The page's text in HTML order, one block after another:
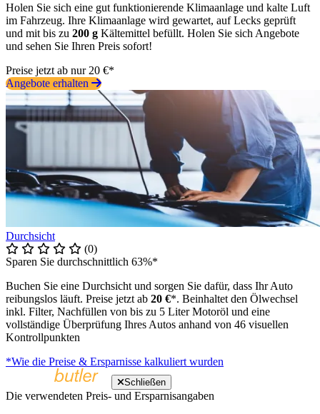
Holen Sie sich eine gut funktionierende Klimaanlage und kalte Luft
im Fahrzeug. Ihre Klimaanlage wird gewartet, auf Lecks geprüft
und mit bis zu 200 g Kältemittel befüllt. Holen Sie sich Angebote
und sehen Sie Ihren Preis sofort!
Preise jetzt ab nur 20 €*
Angebote erhalten
Durchsicht
(0)
Sparen Sie durchschnittlich 63%*
Buchen Sie eine Durchsicht und sorgen Sie dafür, dass Ihr Auto
reibungslos läuft. Preise jetzt ab 20 €*. Beinhaltet den Ölwechsel
inkl. Filter, Nachfüllen von bis zu 5 Liter Motoröl und eine
vollständige Überprüfung Ihres Autos anhand von 46 visuellen
Kontrollpunkten
*Wie die Preise & Ersparnisse kalkuliert wurden
Schließen
Die verwendeten Preis- und Ersparnisangaben